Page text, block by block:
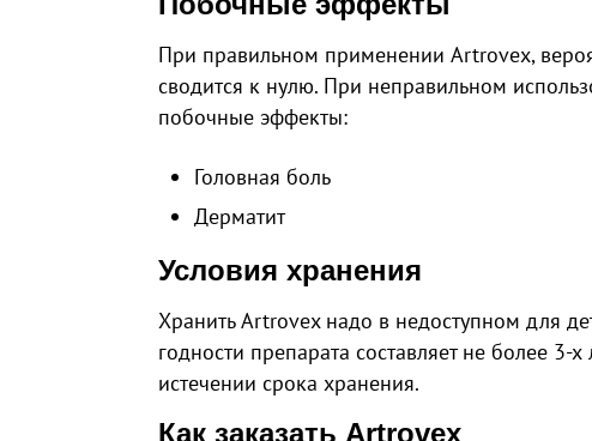
При правильном применении Artrovex,
сводится к нулю. При неправильном
побочные эффекты:
Головная боль
Дерматит
Условия хранения
Хранить Artrovex надо в недоступном для
годности препарата составляет не более 3-
истечении срока хранения.
Как заказать Artrovex